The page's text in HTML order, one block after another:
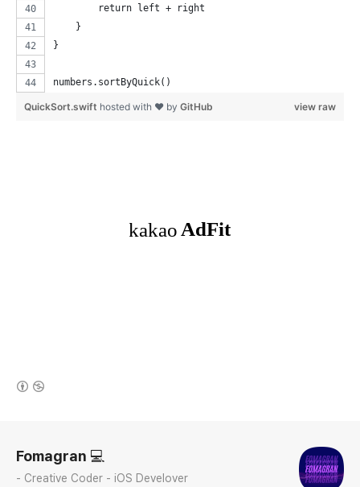
        return left + right
    }
}
numbers.sortByQuick()
view raw
QuickSort.swift hosted with ❤ by GitHub
Fomagran 💻
- Creative Coder - iOS Develover